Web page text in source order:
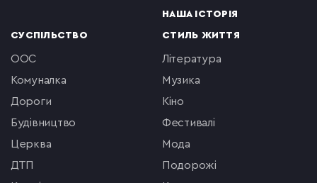
НАША ІСТОРІЯ
СУСПІЛЬСТВО
ООС
комуналка
Дороги
будівництво
церква
ДТП
СТИЛЬ ЖИТТЯ
література
музика
кіно
фестивалі
мода
подорожі